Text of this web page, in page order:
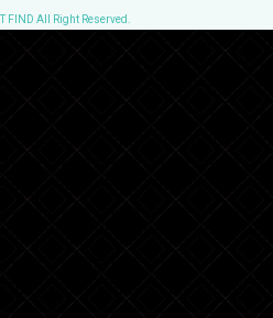
FIND All Right Reserved.